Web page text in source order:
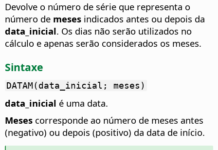
Devolve o número de série que representa o
número de meses indicados antes ou depois da
data_inicial. Os dias não serão utilizados no
cálculo e apenas serão considerados os meses.
Sintaxe
DATAM(data_inicial; meses)
data_inicial é uma data.
Meses corresponde ao número de meses antes
(negativo) ou depois (positivo) da data de início.